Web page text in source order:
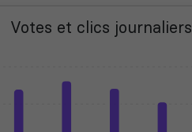
Votes et clics journaliers